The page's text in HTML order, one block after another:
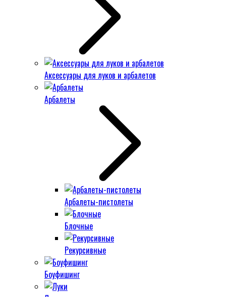
Аксессуары для луков и арбалетов
Арбалеты
Арбалеты-пистолеты
Блочные
Рекурсивные
Боуфишинг